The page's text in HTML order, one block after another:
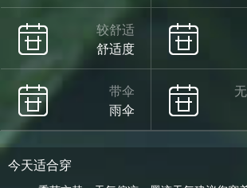
较舒适
舒适度
带伞
雨伞
今天适合穿